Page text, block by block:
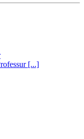
[...]